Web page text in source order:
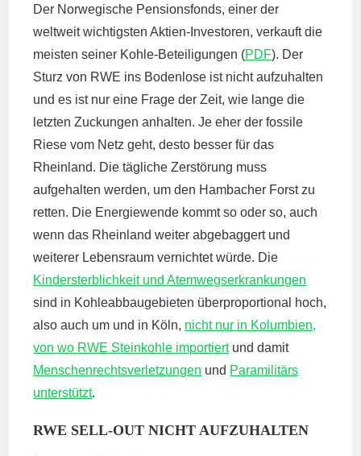
Der Norwegische Pensionsfonds, einer der
weltweit wichtigsten Aktien-Investoren, verkauft die
meisten seiner Kohle-Beteiligungen (PDF). Der
Sturz von RWE ins Bodenlose ist nicht aufzuhalten
und es ist nur eine Frage der Zeit, wie lange die
letzten Zuckungen anhalten. Je eher der fossile
Riese vom Netz geht, desto besser für das
Rheinland. Die tägliche Zerstörung muss
aufgehalten werden, um den Hambacher Forst zu
retten. Die Energiewende kommt so oder so, auch
wenn das Rheinland weiter abgebaggert und
weiterer Lebensraum vernichtet würde. Die
Kindersterblichkeit und Atemwegserkrankungen
sind in Kohleabbaugebieten überproportional hoch,
also auch um und in Köln, nicht nur in Kolumbien,
von wo RWE Steinkohle importiertund damit
Menschenrechtsverletzungen und Paramilitärs
unterstützt.
RWE SELL-OUT NICHT AUFZUHALTEN